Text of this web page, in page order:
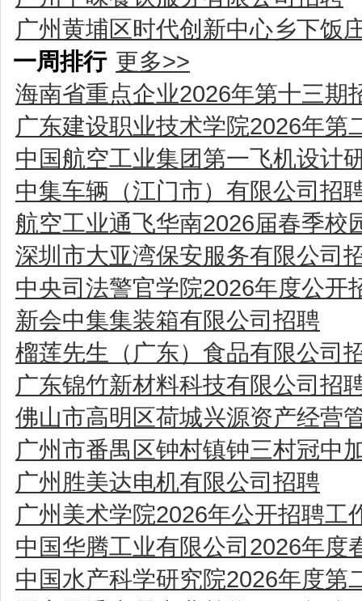
广州黄埔区时代创新中心乡下饭
一周排行 更多>>
海南省重点企业2026年第十三期
广东建设职业技术学院2026年第
中国航空工业集团第一飞机设计
中集车辆（江门市）有限公司招
航空工业通飞华南2026届春季校
深圳市大亚湾保安服务有限公司
中央司法警官学院2026年度公开
新会中集集装箱有限公司招聘
榴莲先生（广东）食品有限公司
广东锦竹新材料科技有限公司招
佛山市高明区荷城兴源资产经营
广州市番禺区钟村镇钟三村冠中
广州胜美达电机有限公司招聘
广州美术学院2026年公开招聘工
中国华腾工业有限公司2026年度
中国水产科学研究院2026年度第